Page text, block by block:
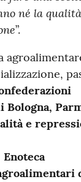
né la
”.
e
Enoteca